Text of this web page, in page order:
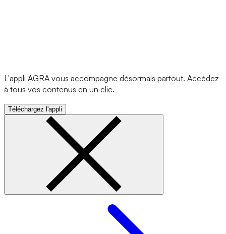
L'appli AGRA vous accompagne désormais partout. Accédez
à tous vos contenus en un clic.
Téléchargez l'appli